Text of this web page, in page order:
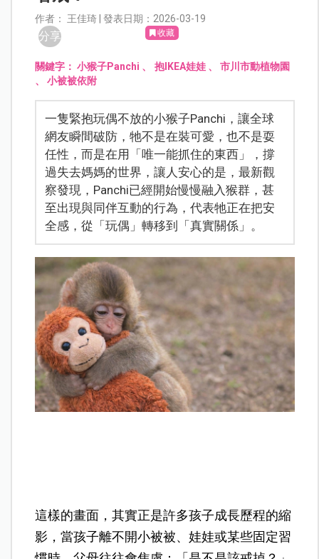
作者： 王佳琦 | 發表日期：2026-03-19
分享 收藏
關鍵字：小猴子Panchi 、 抱IKEA娃娃、 市川市動植物園
、小被被依附
一隻緊抱玩偶不放的小猴子Panchi，讓全球
網友瞬間破防，牠不是在裝可愛，也不是耍
任性，而是在用「唯一能抓住的東西」，撐
過失去媽媽的世界，讓人安心的是，最新觀
察發現，Panchi已經開始慢慢融入猴群，甚
至出現與同伴互動的行為，代表牠正在把安
全感，從「玩偶」轉移到「真實關係」。
這樣的畫面，其實正是許多孩子成長歷程的縮
影，當孩子離不開小被被、娃娃或某些固定習